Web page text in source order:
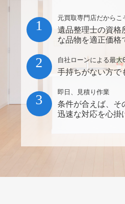
元買取専門店だからこ
遺品整理士の資格
な品物を適正価格
1
自社ローンによる最大
手持ちがない方で
2
即日、見積り作業
条件が合えば、そ
迅速な対応を心掛
3